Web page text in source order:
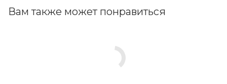
Вам также может понравиться